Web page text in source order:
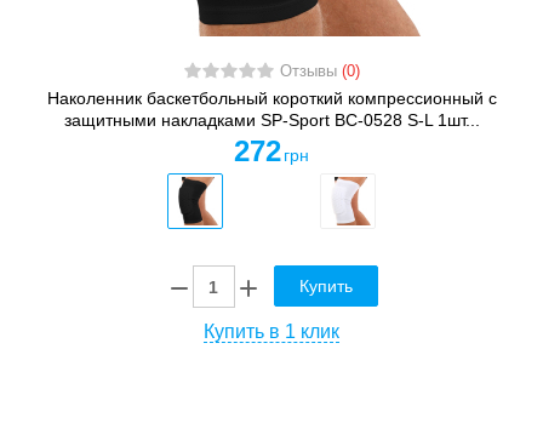
Отзывы (0)
Наколенник баскетбольный короткий компрессионный с
защитными накладками SP-Sport BC-0528 S-L 1шт...
272 грн
Купить
Купить в 1 клик